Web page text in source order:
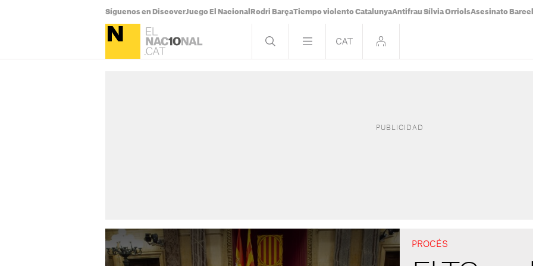
Síguenos en DiscoverJuego El Nacional Rodri BarçaTiempo violento CatalunyaAntifrau Sílvia OrriolsAsesinato
PROCÉS